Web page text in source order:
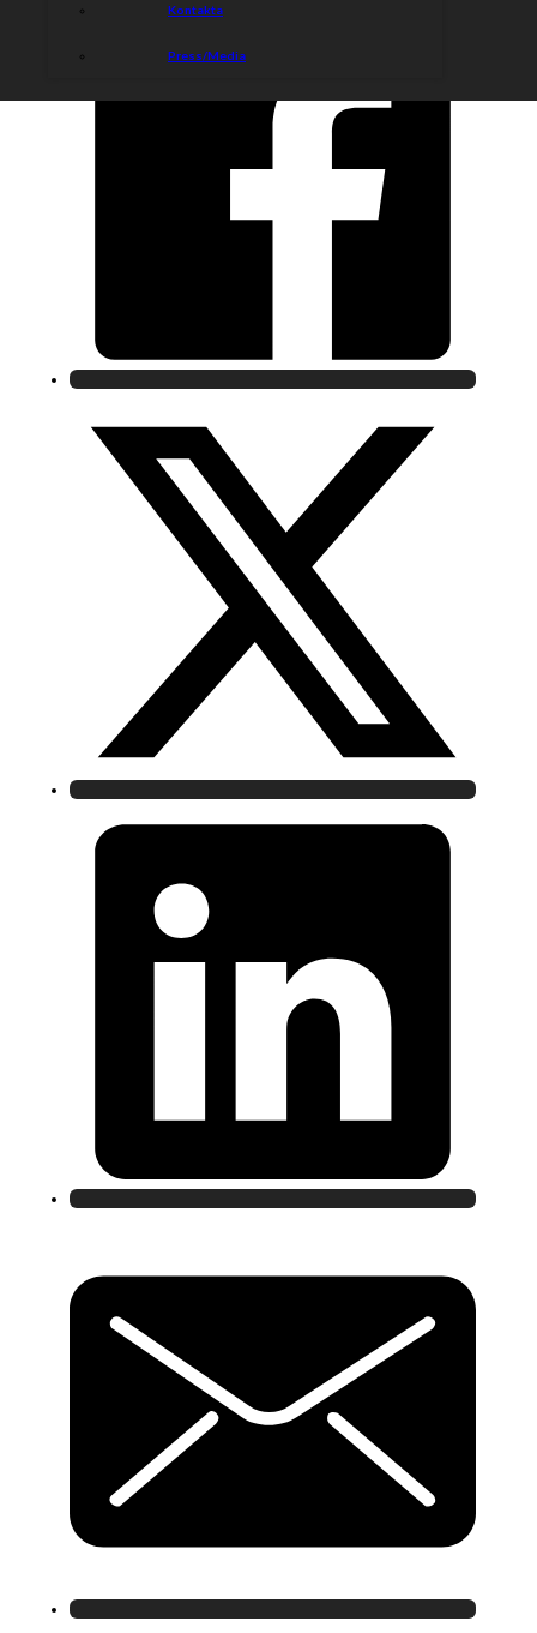
Kontakta
Press/Media